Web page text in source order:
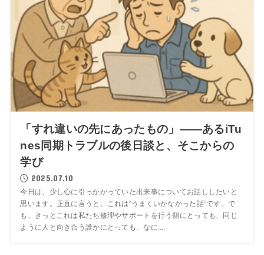
「すれ違いの先にあったもの」――あるiTu
nes同期トラブルの後日談と、そこからの
学び
2025.07.10
今日は、少し心に引っかかっていた出来事についてお話ししたいと
思います。正直に言うと、これは“うまくいかなかった話”です。で
も、きっとこれは私たち修理やサポートを行う側にとっても、同じ
ように人と向き合う誰かにとっても、なに...